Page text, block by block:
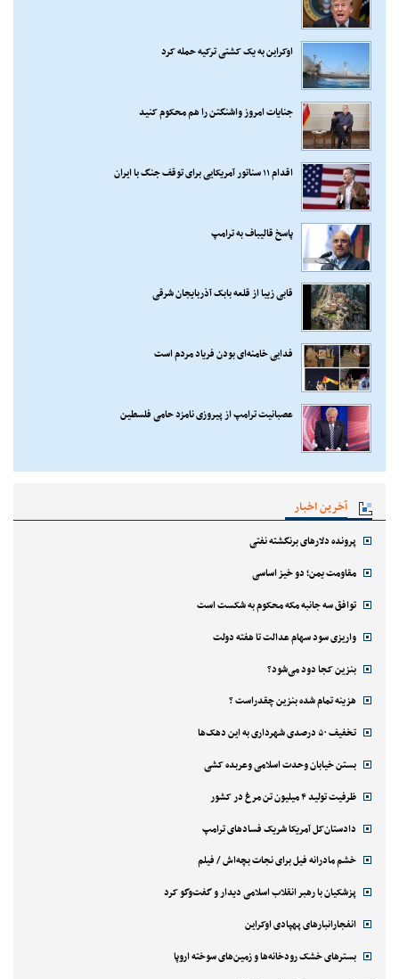
اوکراین به یک کشتی ترکیه حمله کرد
جنایات امروز واشنگتن را هم محکوم کنید
اقدام ۱۱ سناتور آمریکایی برای توقف جنگ با ایران
پاسخ قالیباف به ترامپ
قابی زیبا از قلعه بابک آذربایجان شرقی
فدایی خامنه‌ای بودن فریاد مردم است
عصبانیت ترامپ از پیروزی نامزد حامی فلسطین
آخرین اخبار
پرونده دلارهای برنگشته نفتی
مقاومت یمن؛ دو خیز اساسی
توافق سه جانبه مکه محکوم به شکست است
واریزی سود سهام عدالت تا هفته دولت
بنزین کجا دود می‌شود؟
هزینه تمام شده بنزین چقدراست ؟
تخفیف ۵۰ درصدی شهرداری به این دهک‌ها
بستن خیابان وحدت اسلامی وعربده کشی
ظرفیت تولید ۴ میلیون تن مرغ در کشور
دادستان‌کل آمریکا شریک فسادهای ترامپ
خشم مادرانه فیل برای نجات بچه‌اش / فیلم
پزشکیان با رهبر انقلاب اسلامی دیدار و گفت‌وگو کرد
انفجارانبارهای پهپادی اوکراین
بسترهای خشک رودخانه‌ها و زمین‌های سوخته اروپا